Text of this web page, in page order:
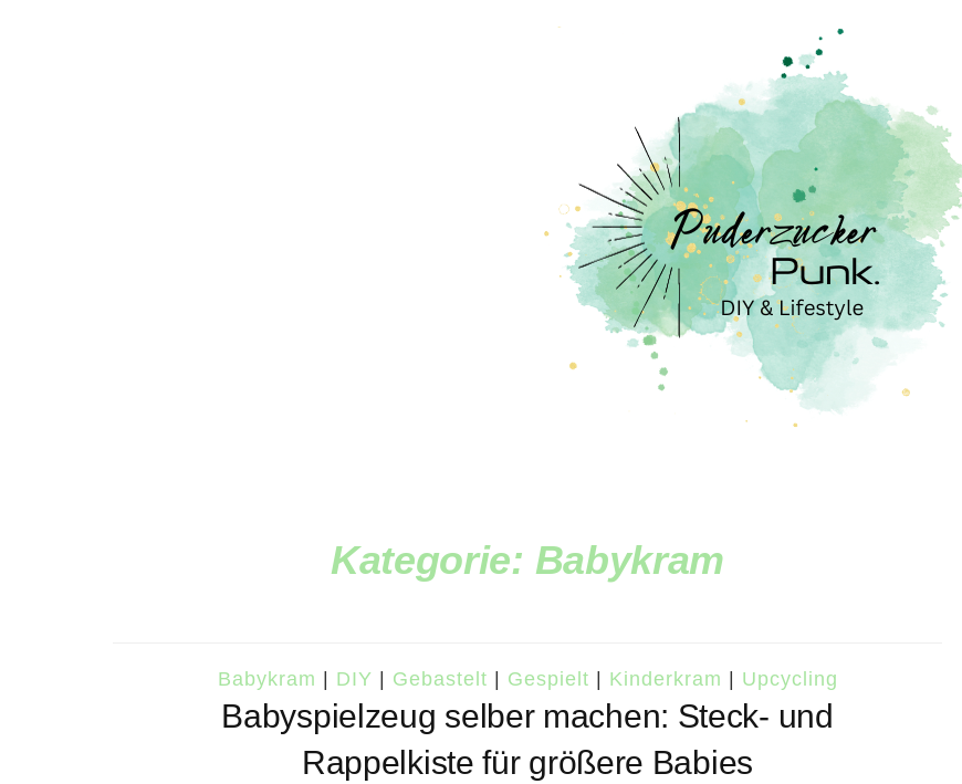
Kategorie: Babykram
Babykram | DIY | Gebastelt | Gespielt | Kinderkram | Upcycling
Babyspielzeug selber machen: Steck- und
Rappelkiste für größere Babies